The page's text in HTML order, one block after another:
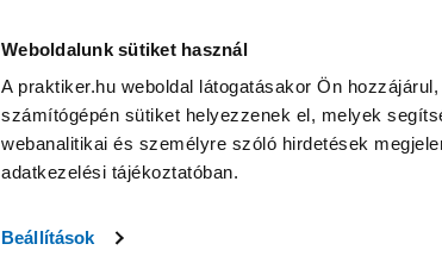
Weboldalunk sütiket használ
A praktiker.hu weboldal látogatásakor Ön
számítógépén sütiket helyezzenek el, melyek
webanalitikai és személyre szóló hirdetések
adatkezelési tájékoztatóban.
Beállítások